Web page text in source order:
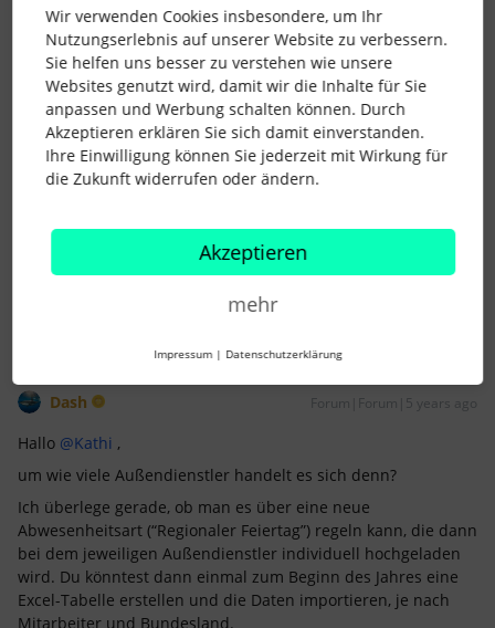
Kathi AUTOR*IN Forum|Forum|5 years ago
Hallo@Dash,
genau richtig erfasst. Danke, dass Du Dir das mal anschaust.
Dash Forum|Forum|5 years ago
Hallo @Kathi ,
um wie viele Außendienstler handelt es sich denn?
Ich überlege gerade, ob man es über eine neue
Abwesenheitsart (“Regionaler Feiertag”) regeln kann, die dann
bei dem jeweiligen Außendienstler individuell hochgeladen
wird. Du könntest dann einmal zum Beginn des Jahres eine
Excel-Tabelle erstellen und die Daten importieren, je nach
Mitarbeiter und Bundesland.
Wir verwenden Cookies insbesondere, um Ihr
Nutzungserlebnis auf unserer Website zu verbessern.
Sie helfen uns besser zu verstehen wie unsere
Websites genutzt wird, damit wir die Inhalte für Sie
anpassen und Werbung schalten können. Durch
Akzeptieren erklären Sie sich damit einverstanden.
Ihre Einwilligung können Sie jederzeit mit Wirkung für
die Zukunft widerrufen oder ändern.
Akzeptieren
mehr
Impressum | Datenschutzerklärung